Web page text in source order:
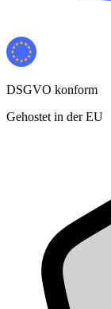
DSGVO konform
Gehostet in der EU